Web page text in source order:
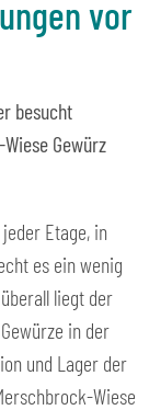
vor
besucht
Gewürz
Etage, in
es ein wenig
liegt der
in der
und Lager der
Wiese